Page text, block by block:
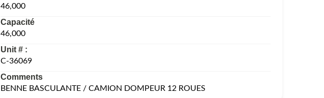
46,000
Capacité
46,000
Unit # :
C-36069
Comments
BENNE BASCULANTE / CAMION DOMPEUR 12 ROUES